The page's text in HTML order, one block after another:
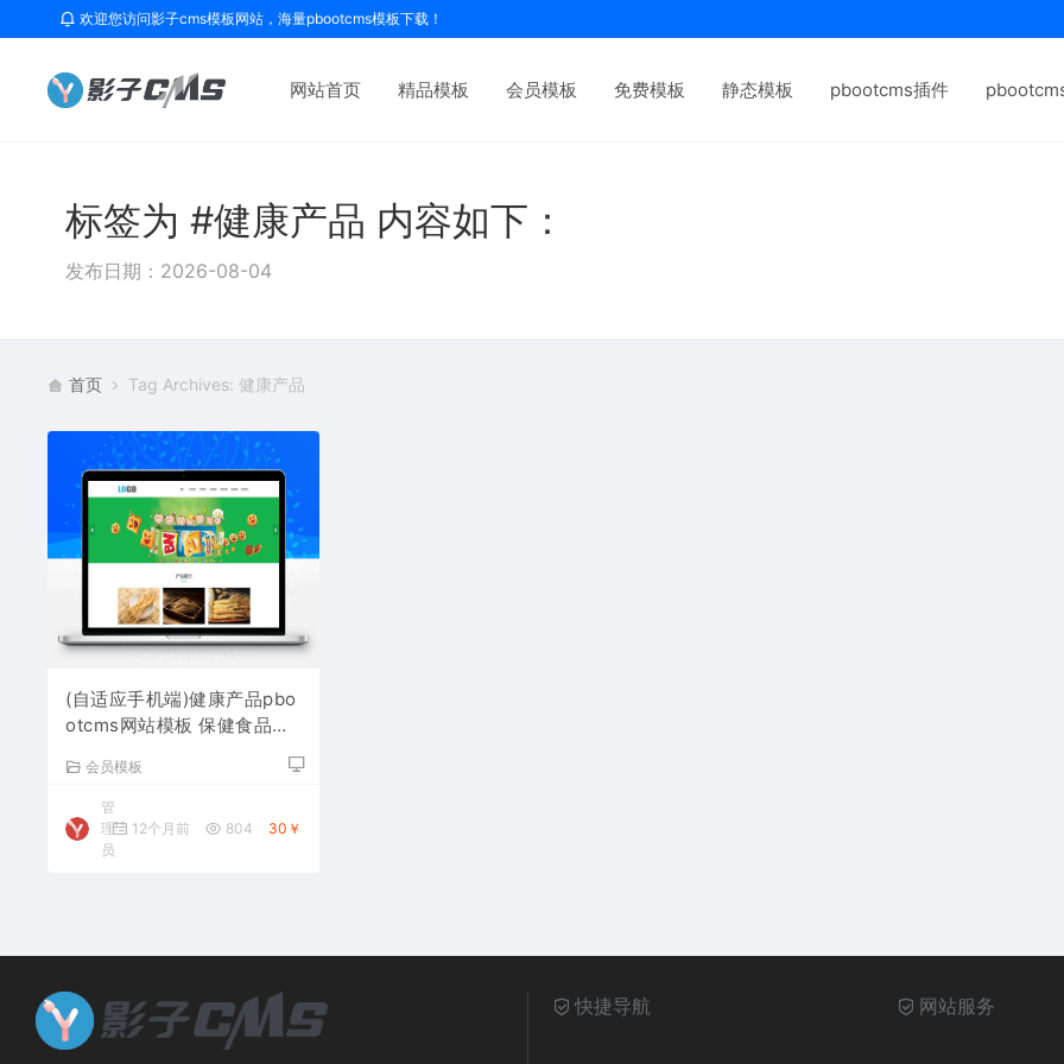
欢迎您访问影子cms模板网站，海量pbootcms模板下载！
网站首页 精品模板 会员模板 免费模板 静态模板 pbootcms插件
标签为 #健康产品 内容如下：
发布日期：2026-08-04
首页 Tag Archives: 健康产品
(自适应手机端)健康产品pbo
otcms网站模板 保健食品网
会员模板
管
理
员
12个月前 804 30￥
快捷导航 网站服务